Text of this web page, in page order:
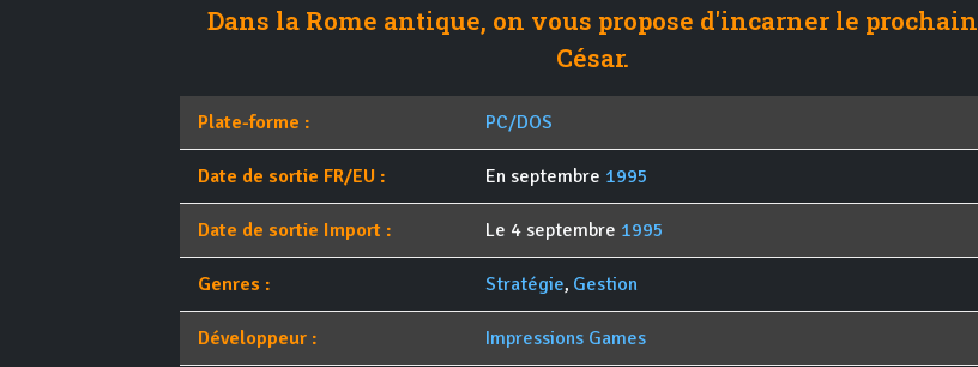
Dans la Rome antique, on vous propose d'incarner le prochain
César.
Plate-forme : PC/DOS
Date de sortie FR/EU : En septembre 1995
Date de sortie Import : Le 4 septembre 1995
Genres : Stratégie, Gestion
Développeur : Impressions Games